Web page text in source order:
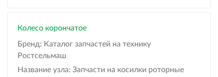
Колесо корончатое
Бренд: Каталог запчастей на технику
Ростсельмаш
Название узла: Запчасти на косилки роторные